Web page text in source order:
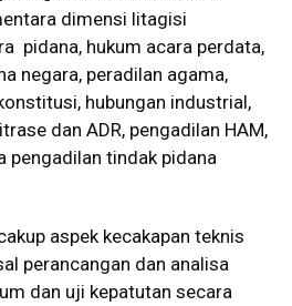
dimensi litagisi
pidana, hukum acara perdata,
negara, peradilan agama,
hubungan industrial,
dan ADR, pengadilan HAM,
pengadilan tindak pidana
aspek kecakapan teknis
perancangan dan analisa
dan uji kepatutan secara